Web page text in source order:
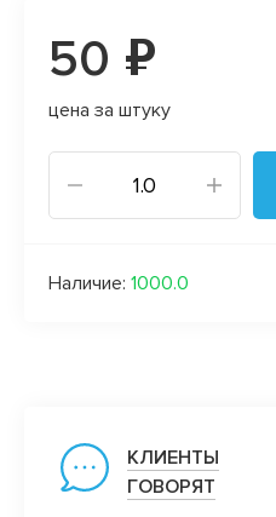
50 ₽
цена за штуку
Наличие: 1000.0
КЛИЕНТЫ
ГОВОРЯТ